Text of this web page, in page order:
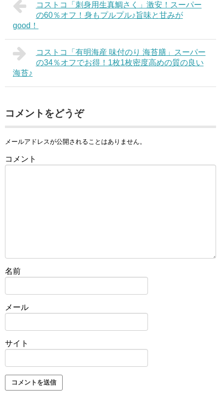
コストコ「刺身用生真鯛さく」激安！スーパー
の60％オフ！身もプルプル♪旨味と甘みが
good！
コストコ「有明海産 味付のり 海苔膳」スーパー
の34％オフでお得！1枚1枚密度高めの質の良い
海苔♪
コメントをどうぞ
メールアドレスが公開されることはありません。
コメント
名前
メール
サイト